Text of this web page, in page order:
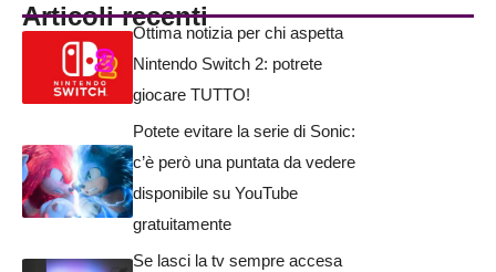
Articoli recenti
Ottima notizia per chi aspetta
Nintendo Switch 2: potrete
giocare TUTTO!
Potete evitare la serie di Sonic:
c’è però una puntata da vedere
disponibile su YouTube
gratuitamente
Se lasci la tv sempre accesa